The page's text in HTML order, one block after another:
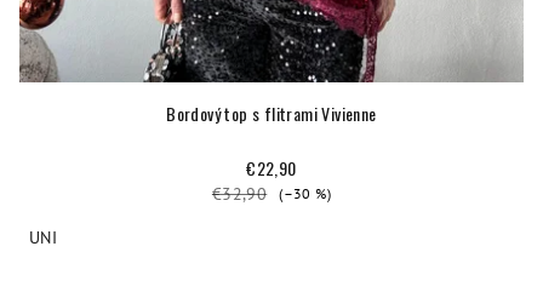
Bordový top s flitrami Vivienne
€22,90
€32,90 (–30 %)
UNI